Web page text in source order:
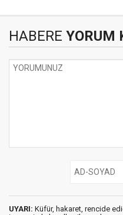
HABERE YORUM
UYARI: Küfür, hakaret, rencide